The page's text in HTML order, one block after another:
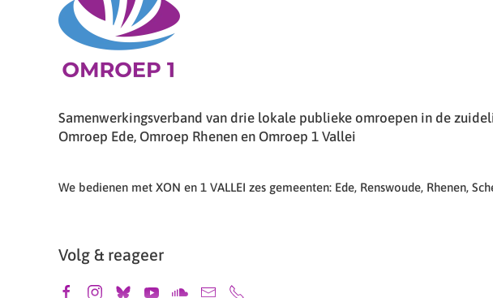
Samenwerkingsverband van drie lokale publieke omroepen in de
Omroep Ede, Omroep Rhenen en Omroep 1 Vallei
We bedienen met XON en 1 VALLEI zes gemeenten: Ede, Renswoude, Rhenen,
Volg & reageer